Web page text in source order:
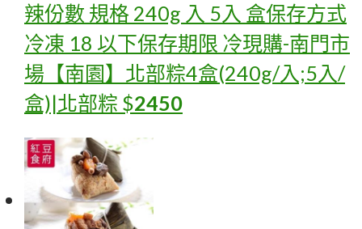
辣份數 規格 240g 入 5入 盒保存方式
冷凍 18 以下保存期限 冷現購-南門市
場【南園】北部粽4盒(240g/入;5入/
盒)|北部粽 $2450